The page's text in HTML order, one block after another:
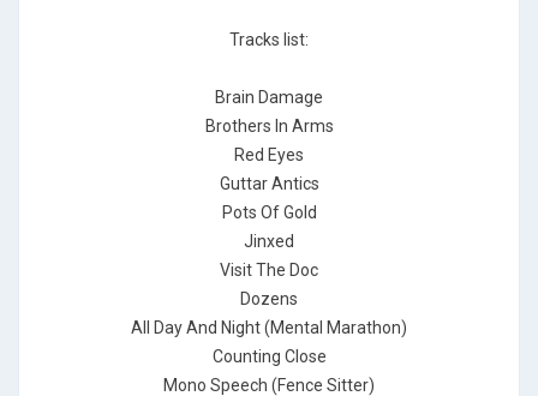
Tracks list:
Brain Damage
Brothers In Arms
Red Eyes
Guttar Antics
Pots Of Gold
Jinxed
Visit The Doc
Dozens
All Day And Night (Mental Marathon)
Counting Close
Mono Speech (Fence Sitter)